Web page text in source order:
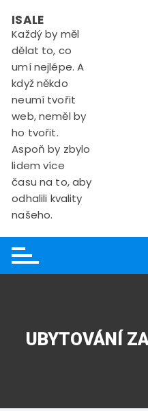
content
ISALE
Každý by měl
dělat to, co
umí nejlépe. A
když někdo
neumí tvořit
web, neměl by
ho tvořit.
Aspoň by zbylo
lidem více
času na to, aby
odhalili kvality
našeho.
UBYTOVÁNÍ